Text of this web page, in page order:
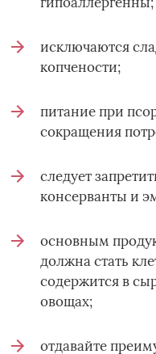
исключаются
копчености;
питание при
сокращения
следует
консерванты и
основным
должна стать
содержится в
овощах;
отдавайте